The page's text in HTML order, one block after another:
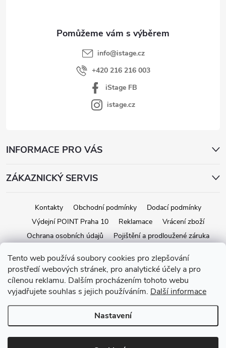
Tento web používá soubory cookies pro zlepšování
prostředí webových stránek, pro analytické účely a pro
cílenou reklamu. Dalším procházením tohoto webu
vyjadřujete souhlas s jejich používáním. Další informace
Nastavení
info@istage.cz
+420 216 216 003
iStage FB
istage.cz
INFORMACE PRO VÁS
ZÁKAZNICKÝ SERVIS
Kontakty Obchodní podmínky
Dodací podmínky
Výdejní POINT Praha 10
Reklamace
Vrácení zboží
Ochrana osobních údajů
Pojištění a prodloužené záruka
Vytvořil Shoptet
Copyright 2026iStage.cz. Všechna práva vyhrazena.Upravit nastavení
cookies